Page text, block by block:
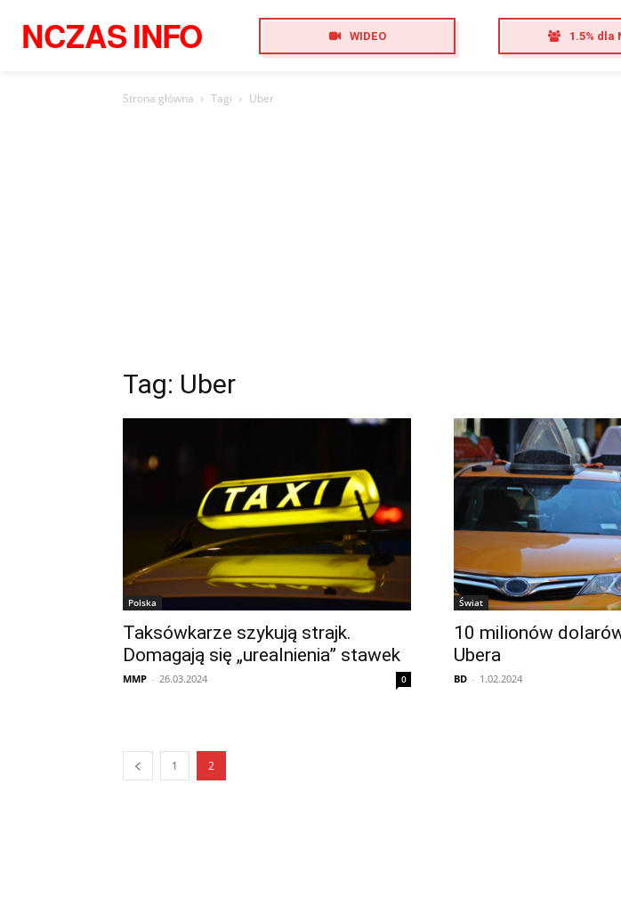
NCZASINFO WIDEO 1.5% dla
Strona główna Tagi Uber
Tag: Uber
Polska
Taksówkarze szykują strajk.
Domagają się „urealnienia” stawek
MMP - 26.03.2024 0
Świat
10 milionów
Ubera
BD - 1.02.2024
1 2